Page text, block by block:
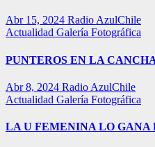
Abr 15, 2024 Radio AzulChile
Actualidad Galería Fotográfica
PUNTEROS EN LA
Abr 8, 2024 Radio AzulChile
Actualidad Galería Fotográfica
LA U FEMENINA LO GANA